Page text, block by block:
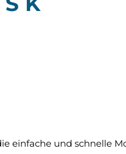
einfache und schnelle